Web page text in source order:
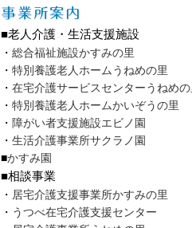
■老人介護・生活支援施設
・ 総合福祉施設かすみの里
・ 特別養護老人ホームうねめの里
・ 在宅介護サービスセンターうねめ
・ 特別養護老人ホームかいぞうの里
・ 障がい者支援施設エビノ園
・ 生活介護事業所サクラノ園
■かすみ園
■相談事業
・ 居宅介護支援事業所かすみの里
・ うつべ在宅介護支援センター